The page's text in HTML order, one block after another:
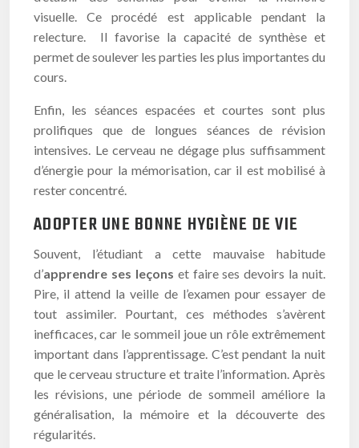
visuelle. Ce procédé est applicable pendant la
relecture. Il favorise la capacité de synthèse et
permet de soulever les parties les plus importantes du
cours.
Enfin, les séances espacées et courtes sont plus
prolifiques que de longues séances de révision
intensives. Le cerveau ne dégage plus suffisamment
d’énergie pour la mémorisation, car il est mobilisé à
rester concentré.
ADOPTER UNE BONNE HYGIÈNE DE VIE
Souvent, l’étudiant a cette mauvaise habitude
d’apprendre ses leçons et faire ses devoirs la nuit.
Pire, il attend la veille de l’examen pour essayer de
tout assimiler. Pourtant, ces méthodes s’avèrent
inefficaces, car le sommeil joue un rôle extrêmement
important dans l’apprentissage. C’est pendant la nuit
que le cerveau structure et traite l’information. Après
les révisions, une période de sommeil améliore la
généralisation, la mémoire et la découverte des
régularités.